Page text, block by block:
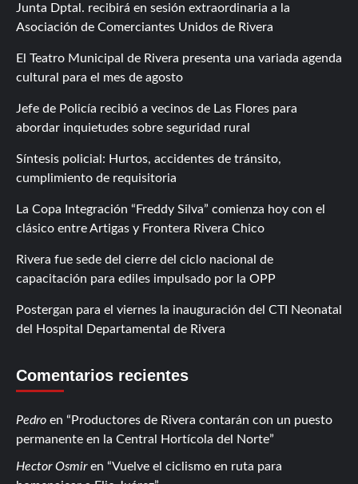
Junta Dptal. recibirá en sesión extraordinaria a la
Asociación de Comerciantes Unidos de Rivera
El Teatro Municipal de Rivera presenta una variada agenda
cultural para el mes de agosto
Jefe de Policía recibió a vecinos de Las Flores para
abordar inquietudes sobre seguridad rural
Síntesis policial: Hurtos, accidentes de tránsito,
cumplimiento de requisitoria
La Copa Integración “Freddy Silva” comienza hoy con el
clásico entre Artigas y Frontera Rivera Chico
Rivera fue sede del cierre del ciclo nacional de
capacitación para ediles impulsado por la OPP
Postergan para el viernes la inauguración del CTI Neonatal
del Hospital Departamental de Rivera
Comentarios recientes
Pedro en
Productores de Rivera contarán con un puesto
permanente en la Central Hortícola del Norte
Hector Osmiren
Vuelve el ciclismo en ruta para